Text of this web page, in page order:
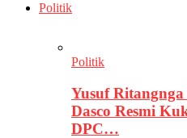
Politik
Politik
Yusuf
Dasco Resmi
DPC…